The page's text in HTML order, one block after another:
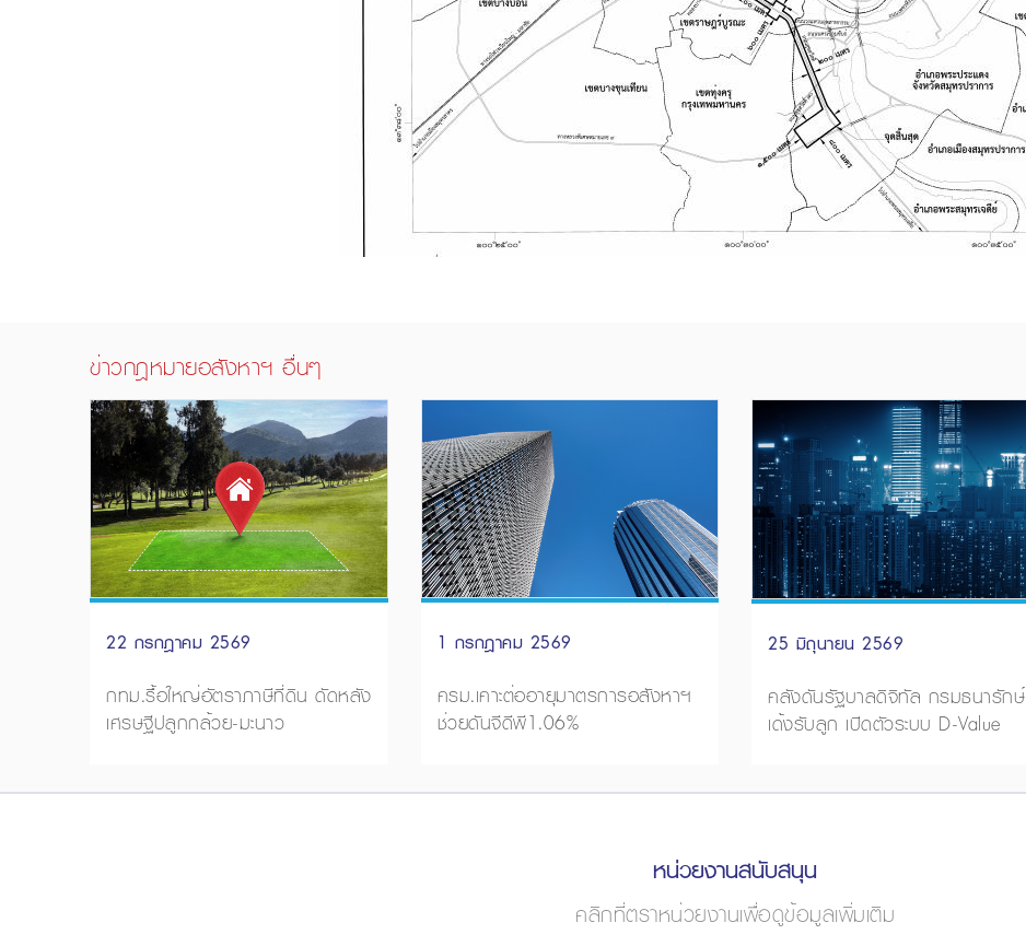
ข่าวกฎหมายอสังหาฯ อื่นๆ
22 กรกฎาคม 2569
กทม.รื้อใหญ่อัตราภาษีที่ดิน ดัดหลัง
เศรษฐีปลูกกล้วย-มะนาว
1 กรกฎาคม 2569
ครม.เคาะต่ออายุมาตรการอสังหาฯ
ช่วยดันจีดีพี1.06%
25 มิถุนายน 2569
คลังดันรัฐบาลดิจิทัล กรมธนารักษ์
เด้งรับลูก เปิดตัวระบบ D-Value
หน่วยงานสนับสนุน
คลิกที่ตราหน่วยงานเพื่อดูข้อมูลเพิ่มเติม